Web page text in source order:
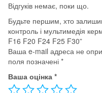
F10
F15
F16
F20
F24
F25
F30
Відгуків немає, поки що.
Будьте першим, хто залишив
контроль і мультимедія
F16 F20 F24 F25 F30”
Ваша e-mail адреса не
поля позначені *
Ваша оцінка *